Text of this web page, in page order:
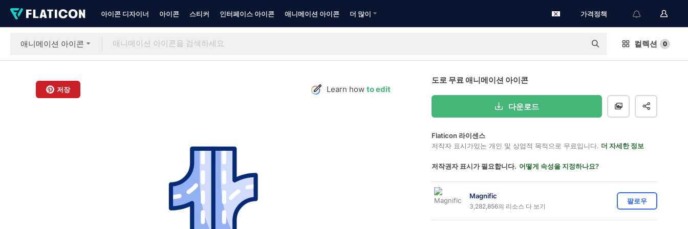
아이콘 디자이너 아이콘 스티커 인터페이스 아이콘 애니메이션 아이콘 더 많이 가격정책
애니메이션 아이콘 컬렉션 0
저장 Learn how to edit
도로 무료 애니메이션 아이콘
다운로드
Flaticon 라이센스
저작자 표시가있는 개인 및 상업적 목적으로 무료입니다. 더 자세한 정보
저작권자 표시가 필요합니다. 어떻게 속성을 지정하나요?
Magnific
3,282,856의 리소스 다 보기
팔로우